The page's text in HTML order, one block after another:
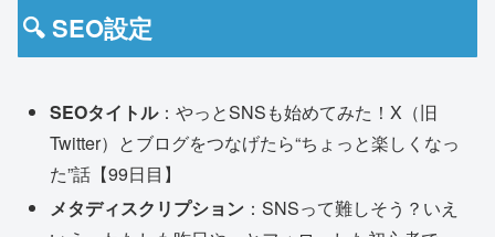
🔍 SEO設定
SEOタイトル：やっとSNSも始めてみた！X（旧
Twitter）とブログをつなげたら“ちょっと楽しくなっ
た”話【99日目】
メタディスクリプション ：SNSって難しそう？いえ